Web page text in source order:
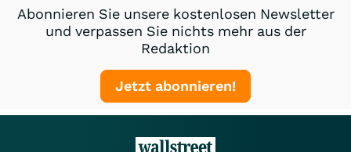
Abonnieren Sie unsere kostenlosen Newsletter
und verpassen Sie nichts mehr aus der
Redaktion
Jetzt abonnieren!